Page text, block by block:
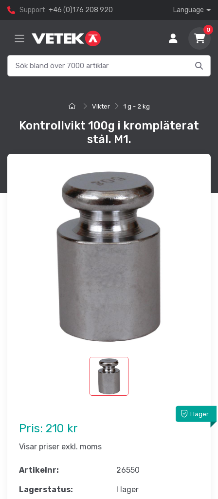
Support +46 (0)176 208 920 Language
0
Vikter 1 g - 2 kg
Kontrollvikt 100g i krompläterat
stål. M1.
I lager
Pris: 210 kr
Visar priser exkl. moms
Artikelnr: 26550
Lagerstatus: I lager